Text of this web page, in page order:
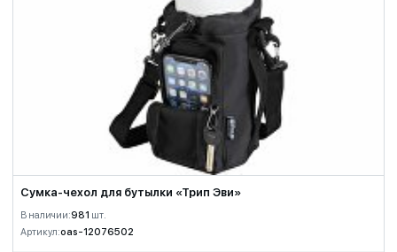
Сумка-чехол для бутылки «Трип Эви»
В наличии:981 шт.
Артикул:oas-12076502